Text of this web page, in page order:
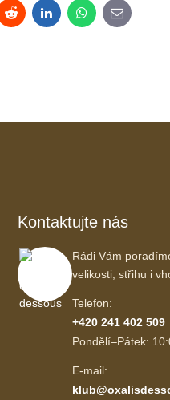
RedditLinkedInWhatsApp
E-
mail
Kontaktujte nás
Rádi Vám
velikosti, střihu i
Telefon:
+420 241 402 509
Pondělí–Pátek:
E-mail: